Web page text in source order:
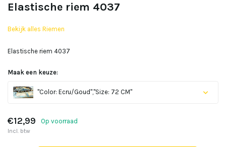
Elastische riem 4037
Bekijk alles Riemen
Elastische riem 4037
Maak een keuze:
"Color: Ecru/Goud","Size: 72 CM"
€12,99 Op voorraad
Incl. btw